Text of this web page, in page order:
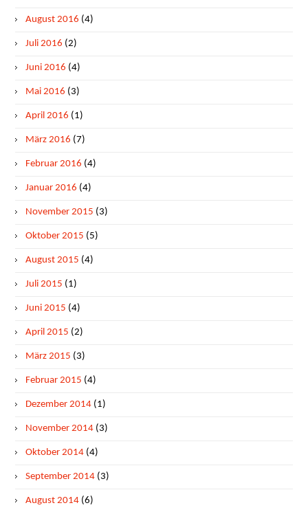
August 2016 (4)
Juli 2016 (2)
Juni 2016 (4)
Mai 2016 (3)
April 2016 (1)
März 2016 (7)
Februar 2016 (4)
Januar 2016 (4)
November 2015 (3)
Oktober 2015 (5)
August 2015 (4)
Juli 2015 (1)
Juni 2015 (4)
April 2015 (2)
März 2015 (3)
Februar 2015 (4)
Dezember 2014 (1)
November 2014 (3)
Oktober 2014 (4)
September 2014 (3)
August 2014 (6)